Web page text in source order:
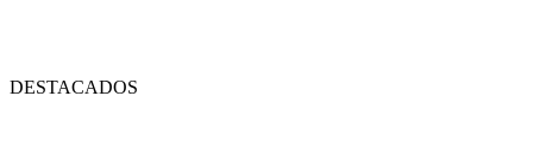
DESTACADOS